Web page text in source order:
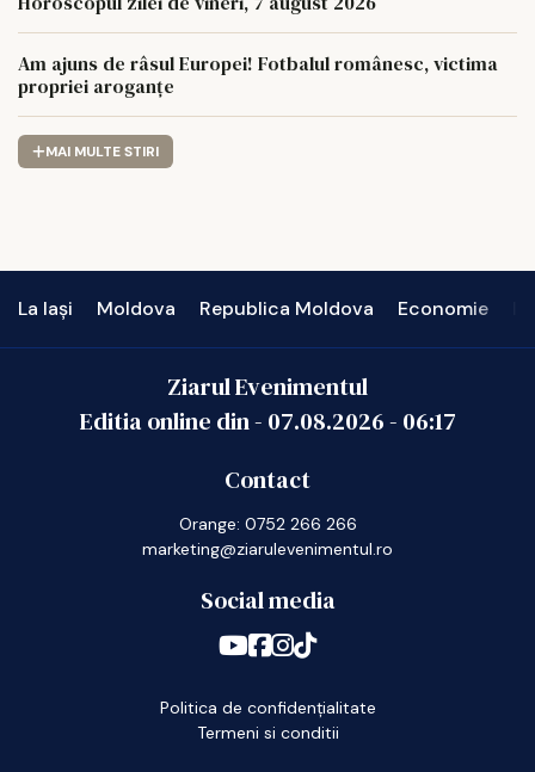
Am ajuns de râsul Europei! Fotbalul românesc, victima
propriei aroganțe
MAI MULTE STIRI
La Iași Moldova Republica Moldova Economie
Ziarul Evenimentul
Editia online din - 07.08.2026- 06:17
Contact
Orange: 0752 266 266
marketing@ziarulevenimentul.ro
Social media
Politica de confidențialitate
Termeni si conditii